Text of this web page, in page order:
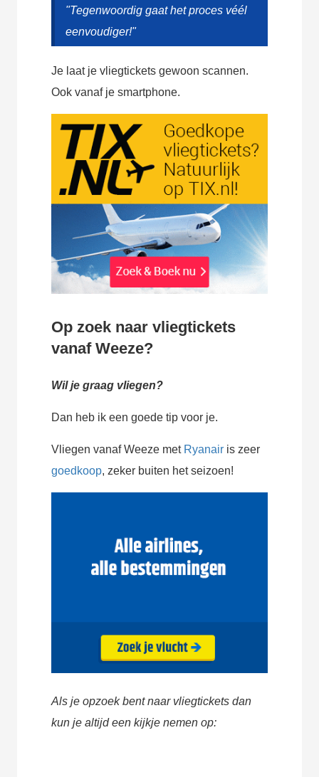
"Tegenwoordig gaat het proces véél
eenvoudiger!"
Je laat je vliegtickets gewoon scannen.
Ook vanaf je smartphone.
Op zoek naar vliegtickets
vanaf Weeze?
Wil je graag vliegen?
Dan heb ik een goede tip voor je.
Vliegen vanaf Weeze met Ryanair is zeer
goedkoop, zeker buiten het seizoen!
Als je opzoek bent naar vliegtickets dan
kun je altijd een kijkje nemen op: